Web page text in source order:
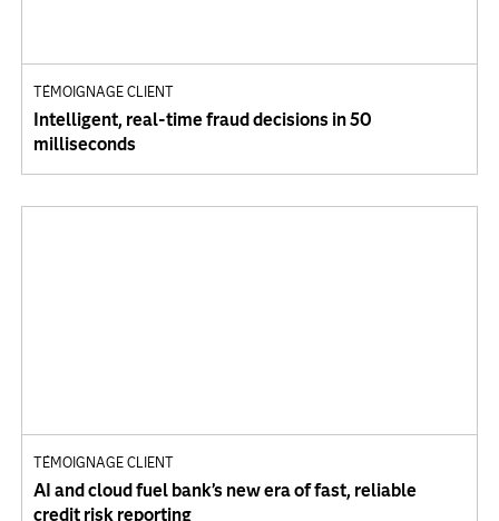
TÉMOIGNAGE CLIENT
Intelligent, real-time fraud decisions in 50
milliseconds
TÉMOIGNAGE CLIENT
AI and cloud fuel bank’s new era of fast, reliable
credit risk reporting